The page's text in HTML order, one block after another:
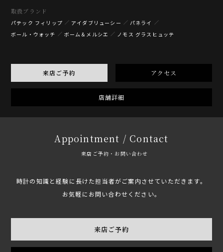
取扱ブランド
パテック フィリップ アイダブリューシー
パネライ
ボール・ウォッチ
ボーム＆メルシエ ノモス グラスヒュッテ
来店ご予約 アクセス
店舗詳細
Appointment / Contact
来店ご予約・お問い合わせ
時計の知識と経験に長けた担当者がご案内させていただきます。
お気軽にお問い合わせください。
来店ご予約